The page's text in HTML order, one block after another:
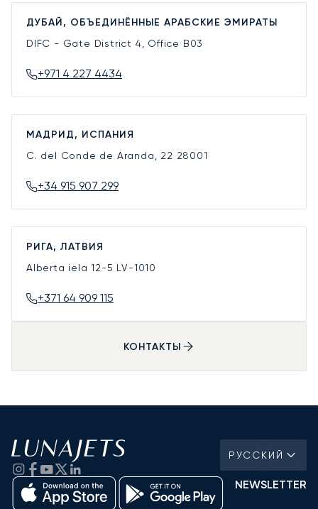
ДУБАЙ, ОБЪЕДИНЁННЫЕ АРАБСКИЕ ЭМИРАТЫ
DIFC - Gate District 4, Office B03
+971 4 227 4434
МАДРИД, ИСПАНИЯ
C. del Conde de Aranda, 22 28001
+34 915 907 299
РИГА, ЛАТВИЯ
Alberta iela 12-5 LV-1010
+371 64 909 115
КОНТАКТЫ
РУССКИЙ
NEWSLETTER